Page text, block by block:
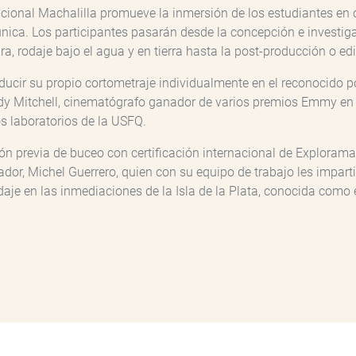
Machalilla promueve la inmersión de los estudiantes
Los participantes pasarán desde la concepción e
rodaje bajo el agua y en tierra hasta la post-producción o
su propio cortometraje individualmente en el reconocido
Mitchell, cinematógrafo ganador de varios premios Emmy
laboratorios de la USFQ.
previa de buceo con certificación internacional de
Michel Guerrero, quien con su equipo de trabajo les
en las inmediaciones de la Isla de la Plata, conocida como